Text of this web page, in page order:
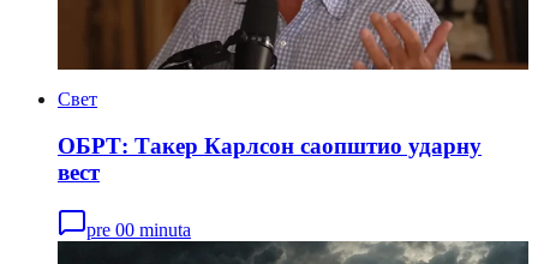
Свет
ОБРТ: Такер Карлсон саопштио ударну
вест
pre 00 minuta